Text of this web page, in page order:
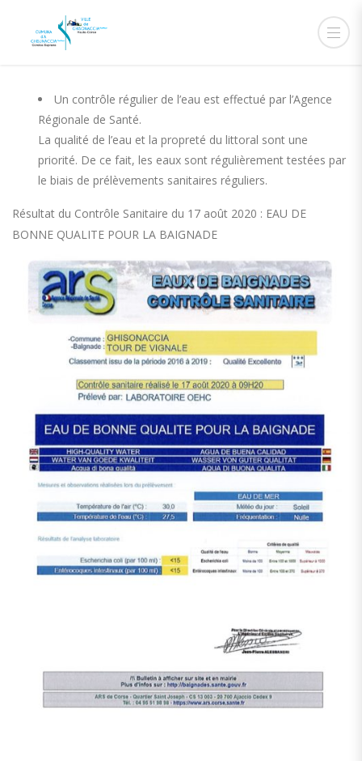
19 AOÛT 2020
Un contrôle régulier de l’eau est effectué par l’Agence
Régionale de Santé.
La qualité de l’eau et la propreté du littoral sont une
priorité. De ce fait, les eaux sont régulièrement testées par
le biais de prélèvements sanitaires réguliers.
Résultat du Contrôle Sanitaire du 17 août 2020 : EAU DE
BONNE QUALITE POUR LA BAIGNADE